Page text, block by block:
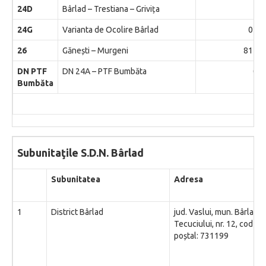
24D Bârlad – Trestiana – Grivița
24G Varianta de Ocolire Bârlad
26 Gănești – Murgeni
DN PTF
Bumbăta
DN 24A – PTF Bumbăta
Subunitaţile S.D.N. Bârlad
Subunitatea Adresa
1 District Bârlad
jud. Vaslui, mun. Bârlad,
Tecuciului, nr. 12, cod
poștal: 731199